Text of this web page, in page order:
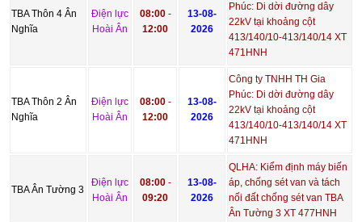
TBA Thôn 4 Ân
Nghĩa
Điện lực
Hoài Ân
08:00-
12:00
13-08-
2026
Phúc: Di dời đường dây
22kV tại khoảng cột
413/140/10-413/140/14 XT
471HNH
TBA Thôn 2 Ân
Nghĩa
Điện lực
Hoài Ân
08:00-
12:00
13-08-
2026
Công ty TNHH TH Gia
Phúc: Di dời đường dây
22kV tại khoảng cột
413/140/10-413/140/14 XT
471HNH
TBA Ân Tường 3
Điện lực
Hoài Ân
08:00-
09:20
13-08-
2026
QLHA: Kiểm định máy biến
áp, chống sét van và tách
nối đất chống sét van TBA
Ân Tường 3 XT 477HNH